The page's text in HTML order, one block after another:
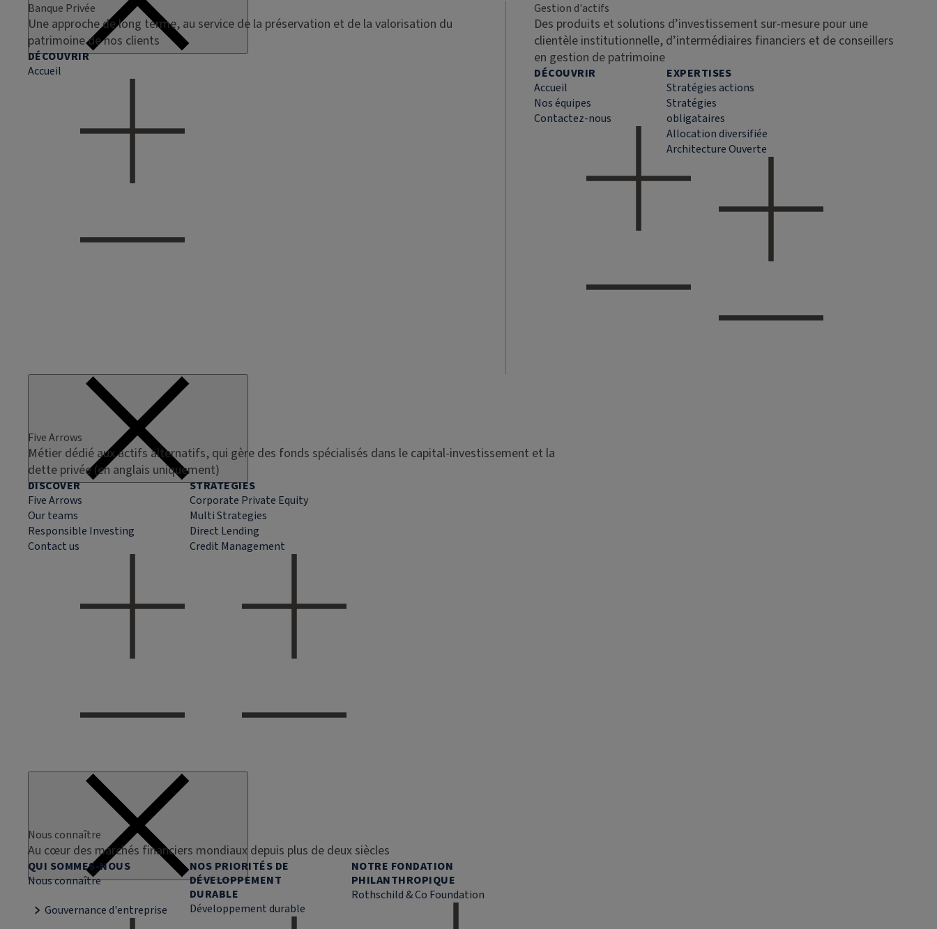
Banque Privée
Une approche de long terme, au service de la préservation et de la valorisation du
patrimoine de nos clients
DÉCOUVRIR
Accueil
Gestion d'actifs
Des produits et solutions d’investissement sur-mesure pour une
clientèle institutionnelle, d’intermédiaires financiers et de conseillers
en gestion de patrimoine
DÉCOUVRIR
Accueil
Nos équipes
Contactez-nous
EXPERTISES
Stratégies actions
Stratégies
obligataires
Allocation diversifiée
Architecture Ouverte
Five Arrows
Métier dédié aux actifs alternatifs, qui gère des fonds spécialisés dans le capital-investissement et la
dette privée (en anglais uniquement)
DISCOVER
Five Arrows
Our teams
Responsible Investing
Contact us
STRATEGIES
Corporate Private Equity
Multi Strategies
Direct Lending
Credit Management
Nous connaître
Au cœur des marchés financiers mondiaux depuis plus de deux siècles
QUI SOMMES-NOUS
Nous connaître
Gouvernance d'entreprise
NOS PRIORITÉS DE
DÉVELOPPEMENT
DURABLE
Développement durable
NOTRE FONDATION
PHILANTHROPIQUE
Rothschild & Co Foundation